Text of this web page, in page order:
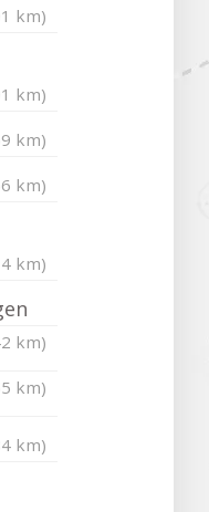
km)
km)
km)
km)
km)
km)
km)
km)